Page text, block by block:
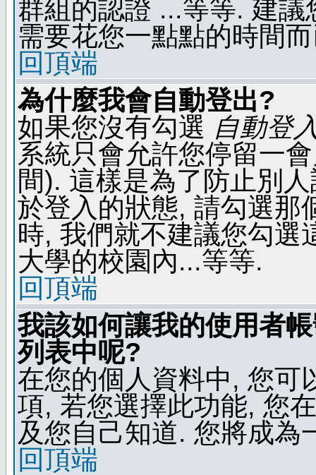
群組的認證 ...等等. 建
需要花您一點點的時間
回頂端
為什麼我會自動登出?
如果您沒有勾選 自動登
系統只會允許您停留一
間). 這樣是為了防止別
於登入的狀態, 請勾選那
時, 我們就不建議您勾選
大學的校園內...等等.
回頂端
我該如何讓我的使用者
列表中呢?
在您的個人資料中, 您可
項, 若您選擇此功能, 您
及您自己知道. 您將成為
回頂端